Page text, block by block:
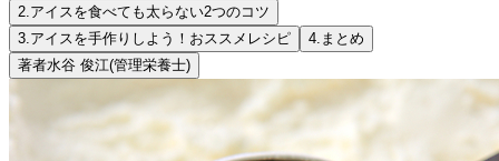
2.アイスを食べても太らない2つのコツ
3.アイスを手作りしよう！おススメレシピ 4. まとめ
著者水谷 俊江(管理栄養士)